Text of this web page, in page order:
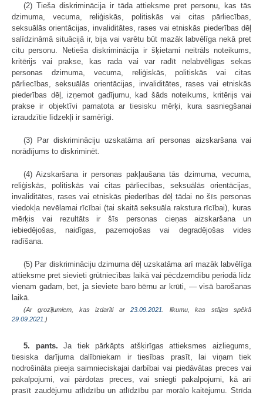
(2) Tieša diskriminācija ir tāda attieksme pret personu, kas tās
dzimuma, vecuma, reliģiskās, politiskās vai citas pārliecības,
seksuālās orientācijas, invaliditātes, rases vai etniskās piederības dēļ
salīdzināmā situācijā ir, bija vai varētu būt mazāk labvēlīga nekā pret
citu personu. Netieša diskriminācija ir šķietami neitrāls noteikums,
kritērijs vai prakse, kas rada vai var radīt nelabvēlīgas sekas
personas dzimuma, vecuma, reliģiskās, politiskās vai citas
pārliecības, seksuālās orientācijas, invaliditātes, rases vai etniskās
piederības dēļ, izņemot gadījumu, kad šāds noteikums, kritērijs vai
prakse ir objektīvi pamatota ar tiesisku mērķi, kura sasniegšanai
izraudzītie līdzekļi ir samērīgi.
(3) Par diskrimināciju uzskatāma arī personas aizskaršana vai
norādījums to diskriminēt.
(4) Aizskaršana ir personas pakļaušana tās dzimuma, vecuma,
reliģiskās, politiskās vai citas pārliecības, seksuālās orientācijas,
invaliditātes, rases vai etniskās piederības dēļ tādai no šīs personas
viedokļa nevēlamai rīcībai (tai skaitā seksuāla rakstura rīcībai), kuras
mērķis vai rezultāts ir šīs personas cieņas aizskaršana un
iebiedējošas, naidīgas, pazemojošas vai degradējošas vides
radīšana.
(5) Par diskrimināciju dzimuma dēļ uzskatāma arī mazāk labvēlīga
attieksme pret sievieti grūtniecības laikā vai pēcdzemdību periodā līdz
vienam gadam, bet, ja sieviete baro bērnu ar krūti, — visā barošanas
laikā.
(Ar grozījumiem, kas izdarīti ar23.09.2021
. likumu, kas stājas spēkā
29.09.2021. )
5. pants. Ja tiek pārkāpts atšķirīgas attieksmes aizliegums,
tiesiska darījuma dalībniekam ir tiesības prasīt, lai viņam tiek
nodrošināta pieeja saimnieciskajai darbībai vai piedāvātas preces vai
pakalpojumi, vai pārdotas preces, vai sniegti pakalpojumi, kā arī
prasīt zaudējumu atlīdzību un atlīdzību par morālo kaitējumu. Strīda